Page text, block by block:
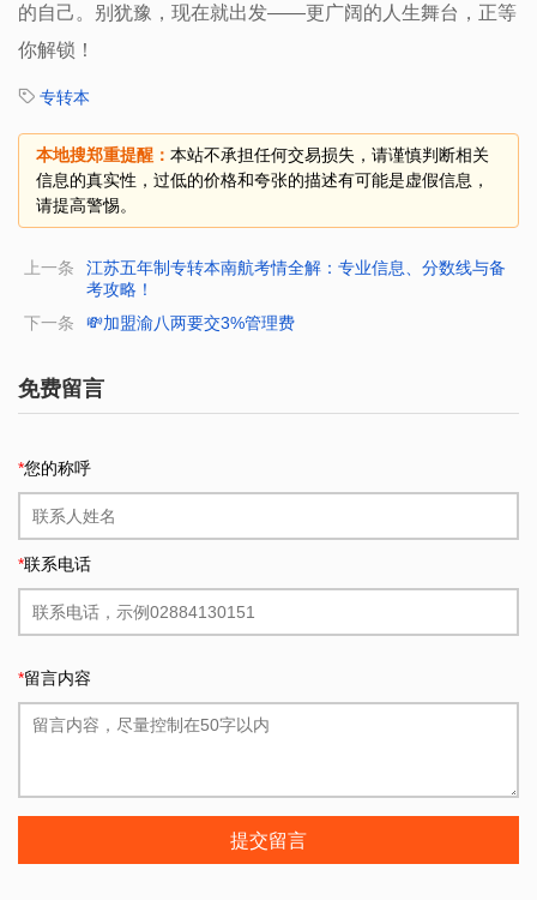
的自己。别犹豫，现在就出发——更广阔的人生舞台，正等
你解锁！
专转本
本地搜郑重提醒： 本站不承担任何交易损失，请谨慎判断相关
信息的真实性，过低的价格和夸张的描述有可能是虚假信息，
请提高警惕。
上一条
江苏五年制专转本南航考情全解：专业信息、分数线与备
考攻略！
下一条
💸加盟渝八两要交3%管理费
免费留言
*您的称呼
*联系电话
*留言内容
提交留言